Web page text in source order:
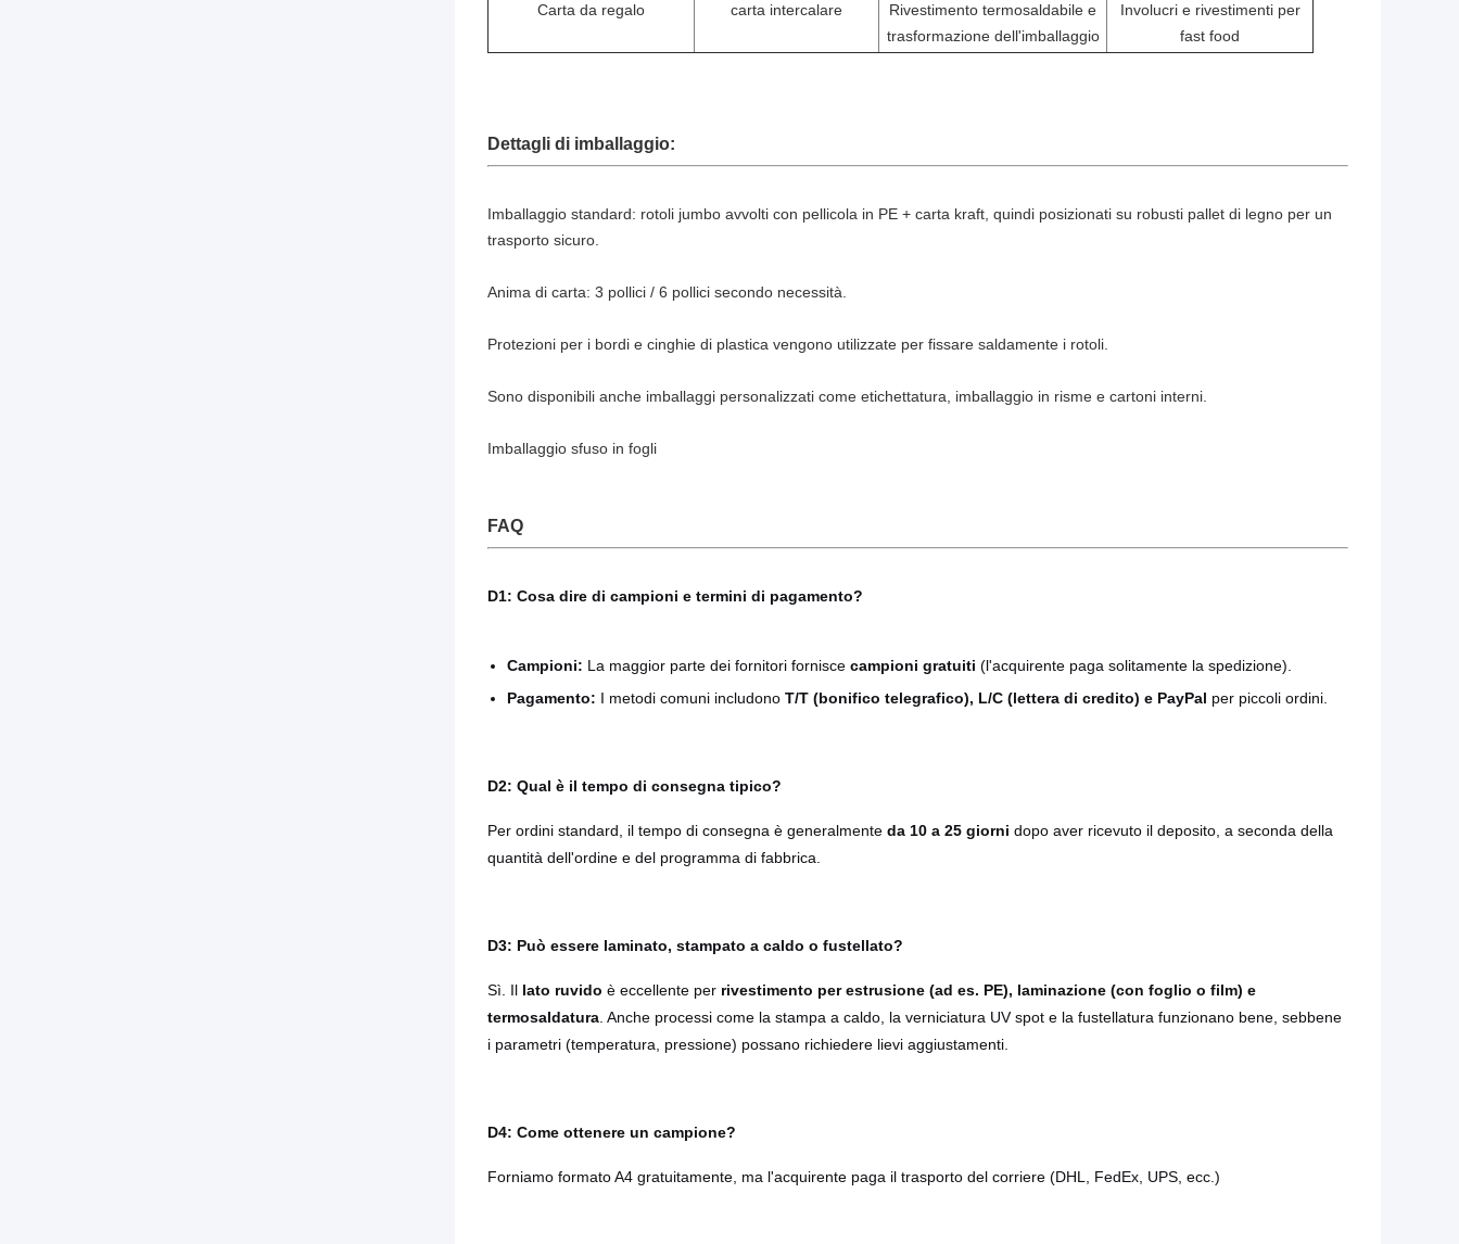
Carta da regalo carta intercalare
Rivestimento termosaldabile e
trasformazione dell'imballaggio
Involucri e rivestimenti per
fast food
Dettagli di imballaggio:
Imballaggio standard: rotoli jumbo avvolti con pellicola in PE + carta kraft, quindi posizionati su robusti pallet di legno per un
trasporto sicuro.
Anima di carta: 3 pollici / 6 pollici secondo necessità.
Protezioni per i bordi e cinghie di plastica vengono utilizzate per fissare saldamente i rotoli.
Sono disponibili anche imballaggi personalizzati come etichettatura, imballaggio in risme e cartoni interni.
Imballaggio sfuso in fogli
FAQ
D1: Cosa dire di campioni e termini di pagamento?
Campioni: La maggior parte dei fornitori fornisce campioni gratuiti (l'acquirente paga solitamente la spedizione).
Pagamento: I metodi comuni includono T/T (bonifico telegrafico), L/C (lettera di credito) e PayPal per piccoli ordini.
D2: Qual è il tempo di consegna tipico?
Per ordini standard, il tempo di consegna è generalmente da 10 a 25 giorni dopo aver ricevuto il deposito, a seconda della
quantità dell'ordine e del programma di fabbrica.
D3: Può essere laminato, stampato a caldo o fustellato?
Sì. Il lato ruvido è eccellente per rivestimento per estrusione (ad es. PE), laminazione (con foglio o film) e
termosaldatura. Anche processi come la stampa a caldo, la verniciatura UV spot e la fustellatura funzionano bene, sebbene
i parametri (temperatura, pressione) possano richiedere lievi aggiustamenti.
D4: Come ottenere un campione?
Forniamo formato A4 gratuitamente, ma l'acquirente paga il trasporto del corriere (DHL, FedEx, UPS, ecc.)